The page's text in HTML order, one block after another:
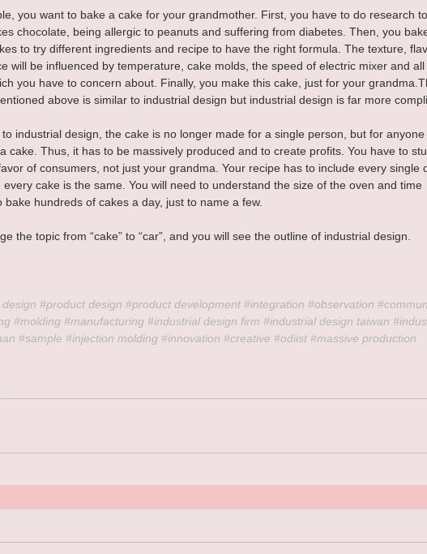
you want to bake a cake for your grandmother. First, you have to do research
chocolate, being allergic to peanuts and suffering from diabetes. Then, you
to try different ingredients and recipe to have the right formula. The texture,
will be influenced by temperature, cake molds, the speed of electric mixer and
you have to concern about. Finally, you make this cake, just for your
above is similar to industrial design but industrial design is far more
to industrial design, the cake is no longer made for a single person, but for anyone
cake. Thus, it has to be massively produced and to create profits. You have to
of consumers, not just your grandma. Your recipe has to include every single
every cake is the same. You will need to understand the size of the oven and time
bake hundreds of cakes a day, just to name a few.
the topic from “cake” to “car”, and you will see the outline of industrial design.
design #product design #product development #integration #observation
#molding #manufacturing #industrial design firm #industrial design taiwan
#sample #injection molding #innovation #creative #odiist #massive production